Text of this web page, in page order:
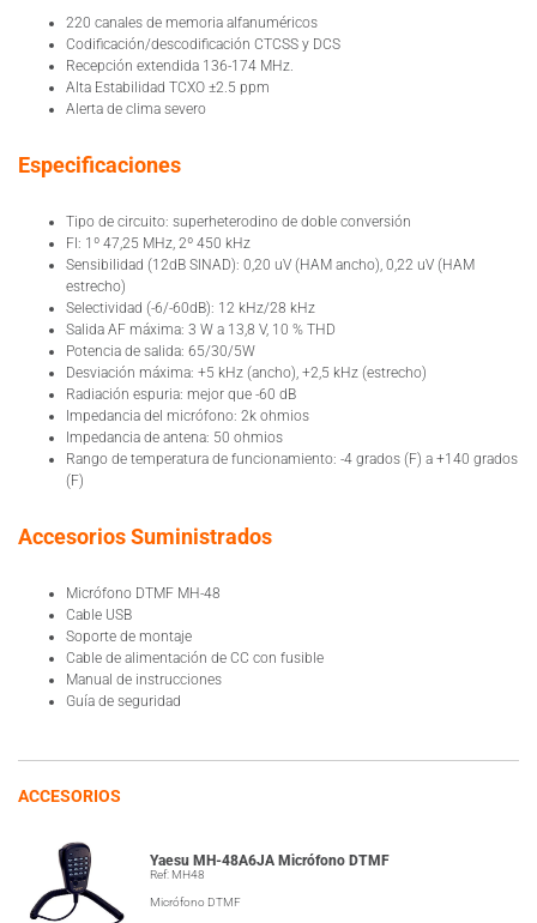
220 canales de memoria alfanuméricos
Codificación/descodificación CTCSS y DCS
Recepción extendida 136-174 MHz.
Alta Estabilidad TCXO ±2.5 ppm
Alerta de clima severo
Especificaciones
Tipo de circuito: superheterodino de doble conversión
FI: 1º 47,25 MHz, 2º 450 kHz
Sensibilidad (12dB SINAD): 0,20 uV (HAM ancho), 0,22 uV (HAM
estrecho)
Selectividad (-6/-60dB): 12 kHz/28 kHz
Salida AF máxima: 3 W a 13,8 V, 10 % THD
Potencia de salida: 65/30/5W
Desviación máxima: +5 kHz (ancho), +2,5 kHz (estrecho)
Radiación espuria: mejor que -60 dB
Impedancia del micrófono: 2k ohmios
Impedancia de antena: 50 ohmios
Rango de temperatura de funcionamiento: -4 grados (F) a +140 grados
(F)
Accesorios Suministrados
Micrófono DTMF MH-48
Cable USB
Soporte de montaje
Cable de alimentación de CC con fusible
Manual de instrucciones
Guía de seguridad
ACCESORIOS
Yaesu MH-48A6JA Micrófono DTMF
Ref: MH48
Micrófono DTMF